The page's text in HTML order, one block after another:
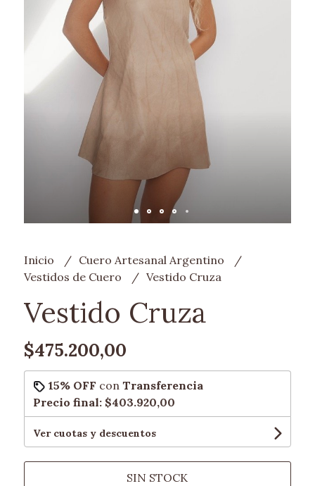
Inicio
Cuero Artesanal Argentino
Vestidos de Cuero
Vestido Cruza
Vestido Cruza
$475.200,00
15% OFF con Transferencia
Precio final: $403.920,00
Ver cuotas y descuentos
SIN STOCK